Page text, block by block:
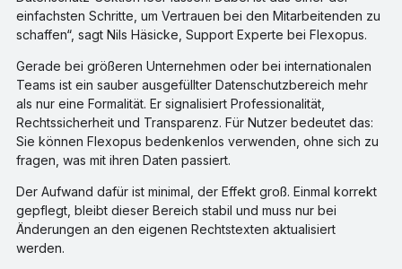
einfachsten Schritte, um Vertrauen bei den Mitarbeitenden zu
schaffen“, sagt Nils Häsicke, Support Experte bei Flexopus.
Gerade bei größeren Unternehmen oder bei internationalen
Teams ist ein sauber ausgefüllter Datenschutzbereich mehr
als nur eine Formalität. Er signalisiert Professionalität,
Rechtssicherheit und Transparenz. Für Nutzer bedeutet das:
Sie können Flexopus bedenkenlos verwenden, ohne sich zu
fragen, was mit ihren Daten passiert.
Der Aufwand dafür ist minimal, der Effekt groß. Einmal korrekt
gepflegt, bleibt dieser Bereich stabil und muss nur bei
Änderungen an den eigenen Rechtstexten aktualisiert
werden.